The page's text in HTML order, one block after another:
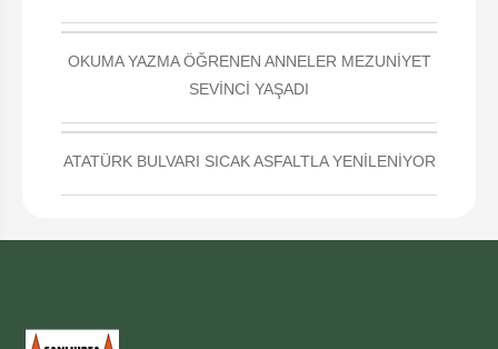
OKUMA YAZMA ÖĞRENEN ANNELER MEZUNİYET
SEVİNCİ YAŞADI
ATATÜRK BULVARI SICAK ASFALTLA YENİLENİYOR